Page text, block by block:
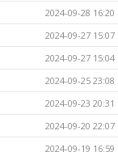
2024-09-28 16:20
2024-09-27 15:07
2024-09-27 15:04
2024-09-25 23:08
2024-09-23 20:31
2024-09-20 22:07
2024-09-19 16:59